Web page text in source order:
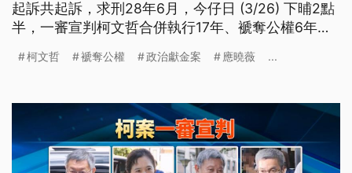
起訴共起訴，求刑28年6月，今仔日 (3/26) 下晡2點
半，一審宣判柯文哲合併執行17年、褫奪公權6年。
柯文哲 褫奪公權 政治獻金案 應曉薇 ...